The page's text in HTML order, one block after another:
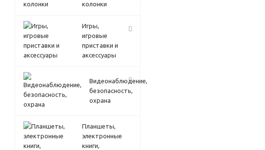
колонки
Игры,
игровые
приставки и
аксессуары
Видеонаблюдение,
безопасность,
охрана
Планшеты,
электронные
книги,